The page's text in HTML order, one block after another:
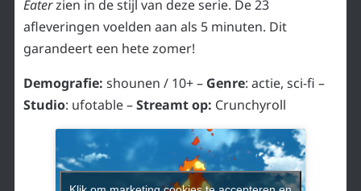
Eaterzien in de stijl van deze serie. De 23
afleveringen voelden aan als 5 minuten. Dit
garandeert een hete zomer!
Demografie: shounen / 10+ – Genre: actie, sci-fi –
Studio: ufotable –Streamt op: Crunchyroll